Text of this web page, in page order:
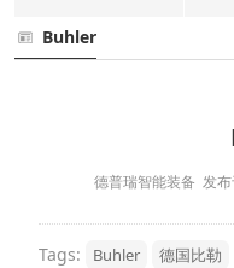
Buhler
德普瑞智能装备 发
Tags: Buhler 德国比勒